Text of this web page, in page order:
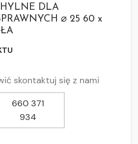
DLA
⌀ 25 60 x
skontaktuj się z nami
660 371
934